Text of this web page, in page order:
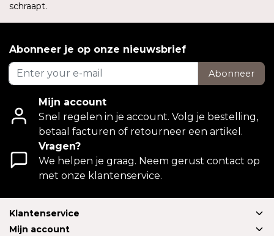
schraapt.
Abonneer je op onze nieuwsbrief
Abonneer
Mijn account
Snel regelen in je account. Volg je bestelling,
betaal facturen of retourneer een artikel.
Vragen?
We helpen je graag. Neem gerust contact op
met onze klantenservice.
Klantenservice
Mijn account